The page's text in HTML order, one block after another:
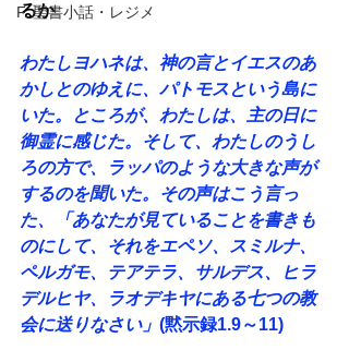
F. 聖書小話・レジメ
るか
わたしヨハネは、神の言とイエスのあ
かしとのゆえに、パトモスという島に
いた。ところが、わたしは、主の日に
御霊に感じた。そして、わたしのうし
ろの方で、ラッパのような大きな声が
するのを聞いた。その声はこう言っ
た、「あなたが見ていることを書きも
のにして、それをエペソ、スミルナ、
ペルガモ、テアテラ、サルデス、ヒラ
デルヒヤ、ラオデキヤにある七つの教
会に送りなさい」 (黙示録1.9～11)